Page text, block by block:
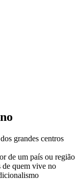
grandes centros
de um país ou região
de quem vive no